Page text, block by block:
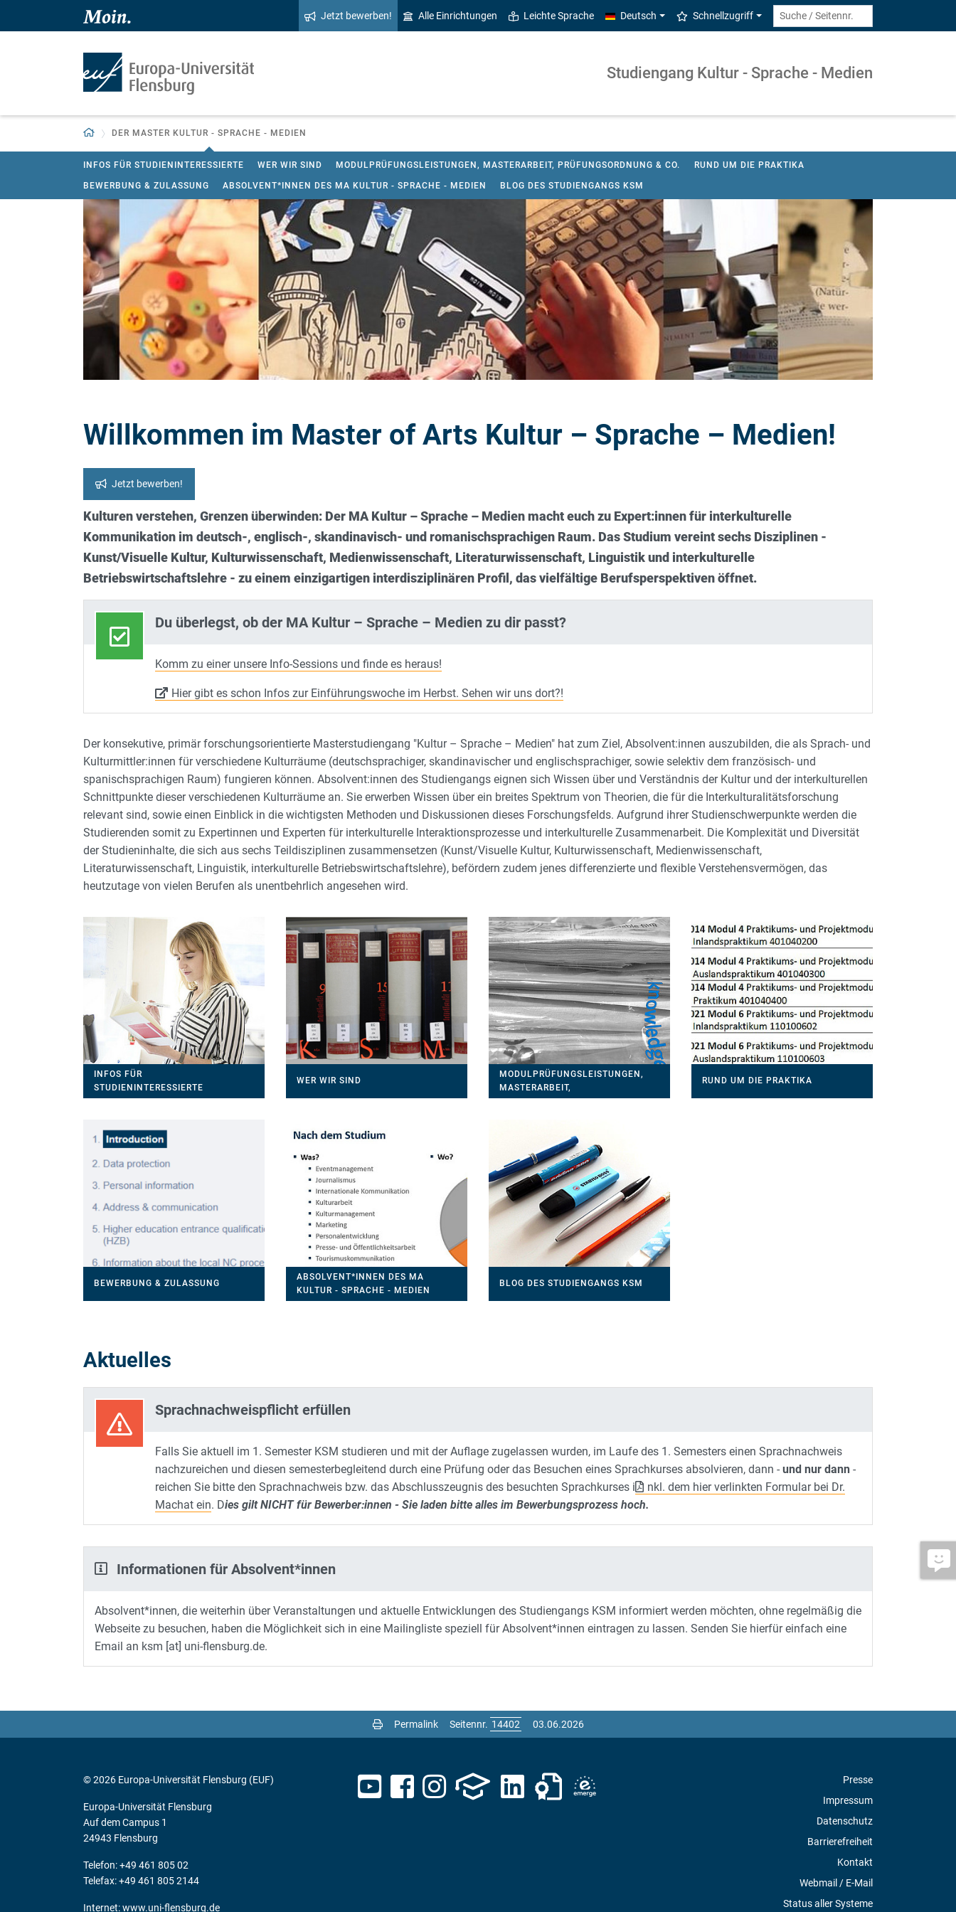
Zum Hauptinhalt springen
Zur Navigation springen
Jetzt bewerben! Alle Einrichtungen Leichte Sprache Deutsch Schnellzugriff
Studiengang Kultur - Sprache - Medien
Zurück zur Startseite
DER MASTER KULTUR - SPRACHE - MEDIEN
INFOS FÜR STUDIENINTERESSIERTE WER WIR SIND MODULPRÜFUNGSLEISTUNGEN, MASTERARBEIT, PRÜFUNGSORDNUNG & CO. RUND UM DIE PRAKTIKA
BEWERBUNG & ZULASSUNG ABSOLVENT*INNEN DES MA KULTUR - SPRACHE - MEDIEN BLOG DES STUDIENGANGS KSM
Willkommen im Master of Arts Kultur – Sprache – Medien!
Jetzt bewerben!
Kulturen verstehen, Grenzen überwinden: Der MA Kultur – Sprache – Medien macht euch zu Expert:innen für interkulturelle
Kommunikation im deutsch-, englisch-, skandinavisch- und romanischsprachigen Raum. Das Studium vereint sechs Disziplinen -
Kunst/Visuelle Kultur, Kulturwissenschaft, Medienwissenschaft, Literaturwissenschaft, Linguistik und interkulturelle
Betriebswirtschaftslehre - zu einem einzigartigen interdisziplinären Profil, das vielfältige Berufsperspektiven öffnet.
Du überlegst, ob der MA Kultur – Sprache – Medien zu dir passt?
Komm zu einer unsere Info-Sessions und finde es heraus!
Hier gibt es schon Infos zur Einführungswoche im Herbst. Sehen wir uns dort?!
Der konsekutive, primär forschungsorientierte Masterstudiengang "Kultur – Sprache – Medien" hat zum Ziel, Absolvent:innen auszubilden, die als Sprach- und
Kulturmittler:innen für verschiedene Kulturräume (deutschsprachiger, skandinavischer und englischsprachiger, sowie selektiv dem französisch- und
spanischsprachigen Raum) fungieren können. Absolvent:innen des Studiengangs eignen sich Wissen über und Verständnis der Kultur und der interkulturellen
Schnittpunkte dieser verschiedenen Kulturräume an. Sie erwerben Wissen über ein breites Spektrum von Theorien, die für die Interkulturalitätsforschung
relevant sind, sowie einen Einblick in die wichtigsten Methoden und Diskussionen dieses Forschungsfelds. Aufgrund ihrer Studienschwerpunkte werden die
Studierenden somit zu Expertinnen und Experten für interkulturelle Interaktionsprozesse und interkulturelle Zusammenarbeit. Die Komplexität und Diversität
der Studieninhalte, die sich aus sechs Teildisziplinen zusammensetzen (Kunst/Visuelle Kultur, Kulturwissenschaft, Medienwissenschaft,
Literaturwissenschaft, Linguistik, interkulturelle Betriebswirtschaftslehre), befördern zudem jenes differenzierte und flexible Verstehensvermögen, das
heutzutage von vielen Berufen als unentbehrlich angesehen wird.
INFOS FÜR
STUDIENINTERESSIERTE
WER WIR SIND
MODULPRÜFUNGSLEISTUNGEN,
MASTERARBEIT,
PRÜFUNGSORDNUNG & CO.
RUND UM DIE PRAKTIKA
BEWERBUNG & ZULASSUNG
ABSOLVENT*INNEN DES MA
KULTUR - SPRACHE - MEDIEN
BLOG DES STUDIENGANGS KSM
Aktuelles
Sprachnachweispflicht erfüllen
Falls Sie aktuell im 1. Semester KSM studieren und mit der Auflage zugelassen wurden, im Laufe des 1. Semesters einen Sprachnachweis
nachzureichen und diesen semesterbegleitend durch eine Prüfung oder das Besuchen eines Sprachkurses absolvieren, dann - und nur dann -
reichen Sie bitte den Sprachnachweis bzw. das Abschlusszeugnis des besuchten Sprachkurses i
nkl. dem hier verlinkten Formular bei Dr.
Machat ein. Dies gilt NICHT für Bewerber:innen - Sie laden bitte alles im Bewerbungsprozess hoch.
Informationen für Absolvent*innen
Absolvent*innen, die weiterhin über Veranstaltungen und aktuelle Entwicklungen des Studiengangs KSM informiert werden möchten, ohne regelmäßig die
Webseite zu besuchen, haben die Möglichkeit sich in eine Mailingliste speziell für Absolvent*innen eintragen zu lassen. Senden Sie hierfür einfach eine
Email an ksm [at] uni-flensburg.de.
Permalink Seitennr. 03.06.2026
Presse
Impressum
Datenschutz
Barrierefreiheit
Kontakt
Webmail / E-Mail
Status aller Systeme
© 2026 Europa-Universität Flensburg (EUF)
Europa-Universität Flensburg
Auf dem Campus 1
24943 Flensburg
Telefon: +49 461 805 02
Telefax: +49 461 805 2144
Internet:www.uni-flensburg.de